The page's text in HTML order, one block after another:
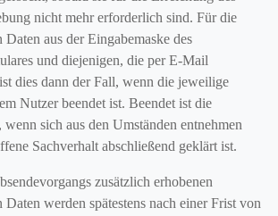
nicht mehr erforderlich sind. Für die
Daten aus der Eingabemaske des
und diejenigen, die per E-Mail
dies dann der Fall, wenn die jeweilige
Nutzer beendet ist. Beendet ist die
sich aus den Umständen entnehmen
Sachverhalt abschließend geklärt ist.
zusätzlich erhobenen
Daten werden spätestens nach einer Frist von